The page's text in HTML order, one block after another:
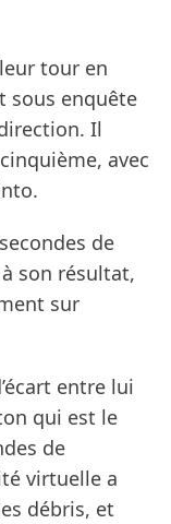
tour en
sous enquête
Il
avec
de
son résultat,
sur
entre lui
qui est le
de
virtuelle a
débris, et